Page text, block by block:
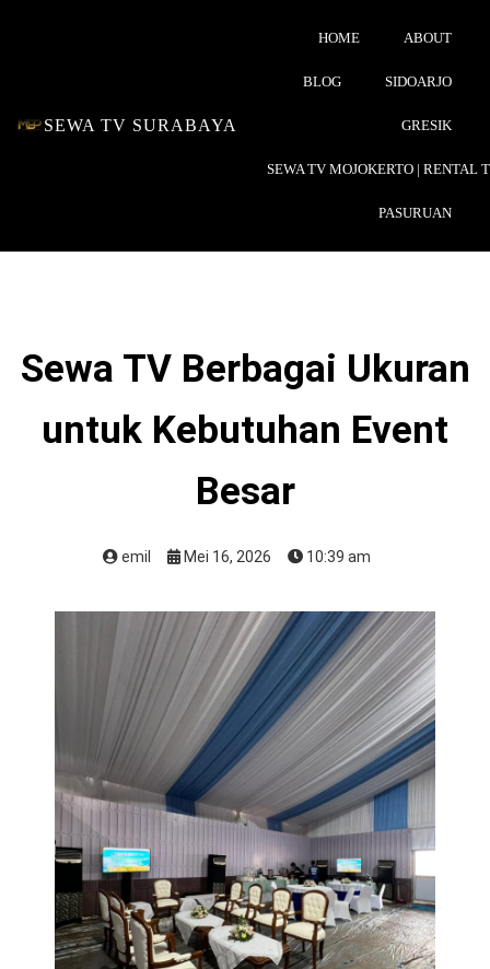
SEWA TV SURABAYA
HOME ABOUT
BLOG SIDOARJO
GRESIK
SEWA TV MOJOKERTO | RENTAL
PASURUAN
Sewa TV Berbagai Ukuran
untuk Kebutuhan Event
Besar
emil Mei 16, 2026 10:39 am